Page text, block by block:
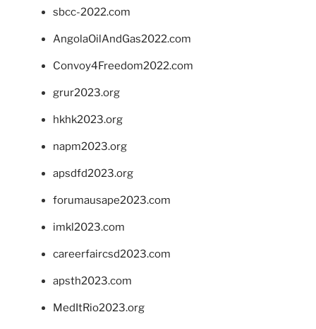
sbcc-2022.com
AngolaOilAndGas2022.com
Convoy4Freedom2022.com
grur2023.org
hkhk2023.org
napm2023.org
apsdfd2023.org
forumausape2023.com
imkl2023.com
careerfaircsd2023.com
apsth2023.com
MedItRio2023.org